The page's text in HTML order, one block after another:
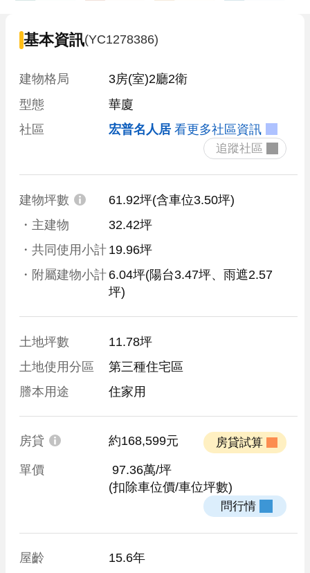
基本資訊(YC1278386)
建物格局
3房(室)2廳2衛
型態
華廈
社區
宏普名人居 看更多社區資訊
建物坪數 61.92坪(含車位3.50坪)
・主建物
32.42坪
・共同使用小計 19.96坪
・附屬建物小計 6.04坪(陽台3.47坪、雨遮2.57
坪)
土地坪數
11.78坪
土地使用分區
第三種住宅區
謄本用途
住家用
房貸 約168,599元
單價
97.36萬/坪
(扣除車位價/車位坪數)
屋齡
15.6年